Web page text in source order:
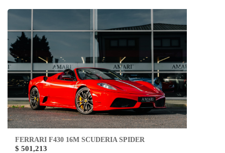
FERRARI F430 16M SCUDERIA SPIDER
$ 501,213